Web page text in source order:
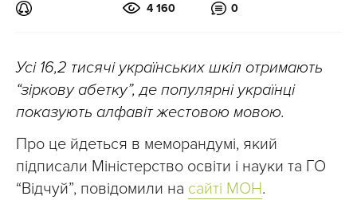
4 160 0
Усі 16,2 тисячі українських шкіл отримають
“зіркову абетку”, де популярні українці
показують алфавіт жестовою мовою.
Про це йдеться в меморандумі, який
підписали Міністерство освіти і науки та ГО
“Відчуй”, повідомили на сайті МОН.